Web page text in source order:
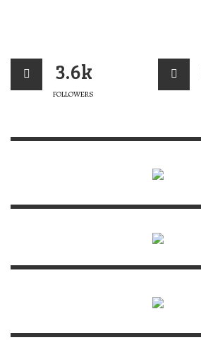
3.6k
FOLLOWERS